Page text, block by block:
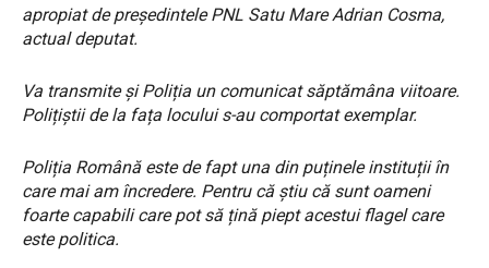
apropiat de președintele PNL Satu Mare Adrian Cosma,
actual deputat.
Va transmite și Poliția un comunicat săptămâna viitoare.
Polițiștii de la fața locului s-au comportat exemplar.
Poliția Română este de fapt una din puținele instituții în
care mai am încredere. Pentru că știu că sunt oameni
foarte capabili care pot să țină piept acestui flagel care
este politica.